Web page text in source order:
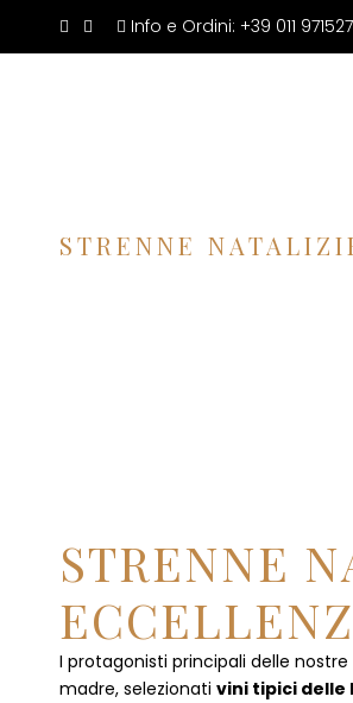
Info e Ordini: +39 011
STRENNE
STRENNE
I protagonisti principali delle nostre
madre, selezionati vini tipici delle